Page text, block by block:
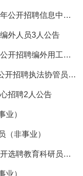
舟山市定海区农业农村局2026年上半年公开招聘信息中心值班岗位编
外人员3人公告
舟山市定海区人民法院2026年第一期公开招聘编外用工人员1人公告
2026.8.6瑞安市综合行政执法局关于公开招聘执法协管员的1人公
招聘2人公告
业）
（非事业）
2026年嘉兴市教育局所属事业单位公开选聘教育科研员初审情况及
业）